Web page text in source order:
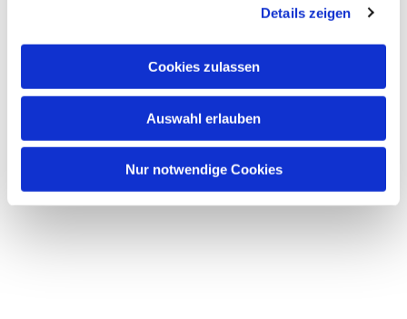
Details zeigen
Cookies zulassen
Auswahl erlauben
Nur notwendige Cookies